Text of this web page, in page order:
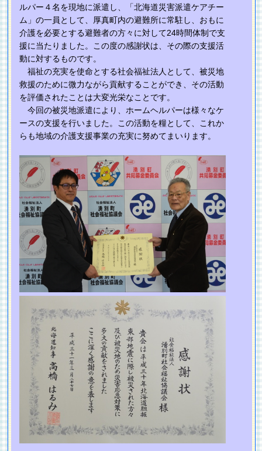
ルパー４名を現地に派遣し、「北海道災害派遣ケアチー
ム」の一員として、厚真町内の避難所に常駐し、おもに
介護を必要とする避難者の方々に対して24時間体制で支
援に当たりました。この度の感謝状は、その際の支援活
動に対するものです。
福祉の充実を使命とする社会福祉法人として、被災地
救援のために微力ながら貢献することができ、その活動
を評価されたことは大変光栄なことです。
今回の被災地派遣により、ホームヘルパーは様々なケ
ースの支援を行いました。この活動を糧として、これか
らも地域の介護支援事業の充実に努めてまいります。